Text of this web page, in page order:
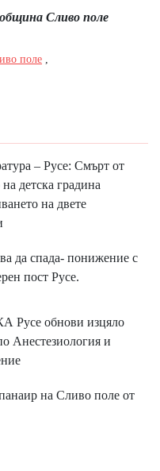
Сливо поле
поле
– Русе: Смърт от
детска градина
на двете
да спада- понижение с
пост Русе.
обнови изцяло
Анестезиология и
на Сливо поле от